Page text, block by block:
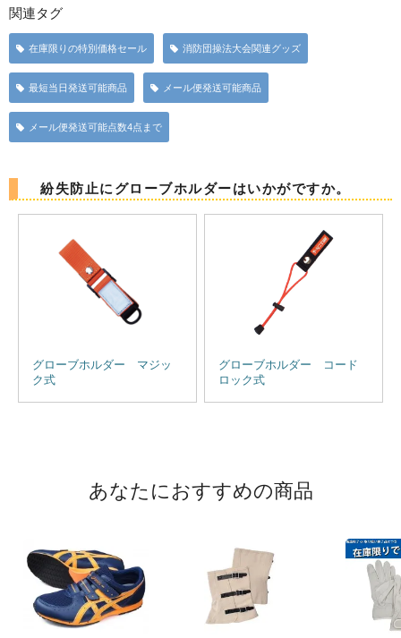
関連タグ
在庫限りの特別価格セール 消防団操法大会関連グッズ
最短当日発送可能商品 メール便発送可能商品
メール便発送可能点数4点まで
紛失防止にグローブホルダーはいかがですか。
グローブホルダー マジッ
ク式
グローブホルダー コード
ロック式
あなたにおすすめの商品